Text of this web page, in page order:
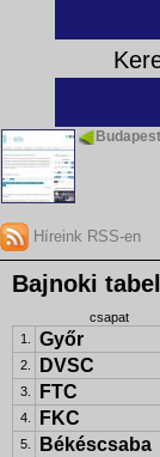
Híreink RSS-en
Bajnoki
csapat
1.
Győr
2. DVSC
3. FTC
4. FKC
5. Békéscsaba